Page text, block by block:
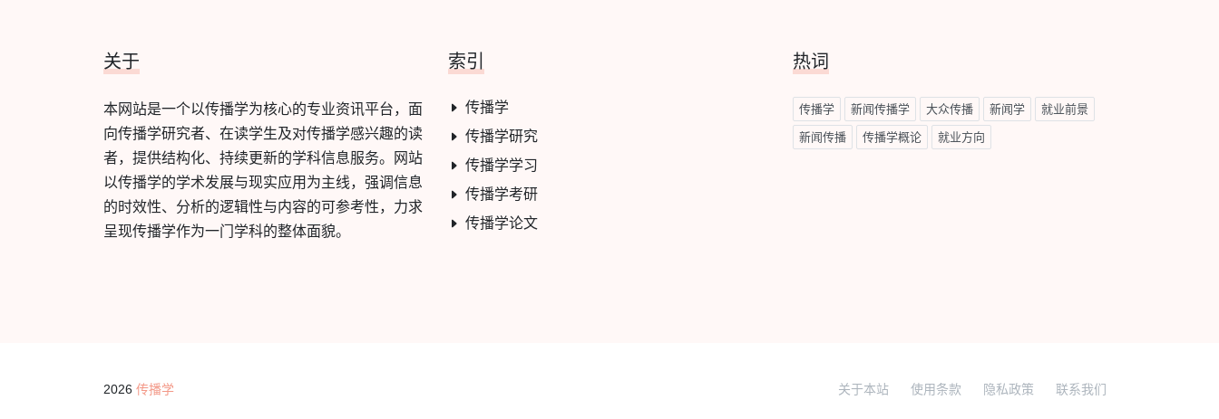
关于
本网站是一个以传播学为核心的专业资讯平台，面
向传播学研究者、在读学生及对传播学感兴趣的读
者，提供结构化、持续更新的学科信息服务。网站
以传播学的学术发展与现实应用为主线，强调信息
的时效性、分析的逻辑性与内容的可参考性，力求
呈现传播学作为一门学科的整体面貌。
索引
传播学
传播学研究
传播学学习
传播学考研
传播学论文
热词
传播学 新闻传播学 大众传播 新闻学 就业前景
新闻传播 传播学概论 就业方向
2026 传播学 关于本站 使用条款 隐私政策 联系我们